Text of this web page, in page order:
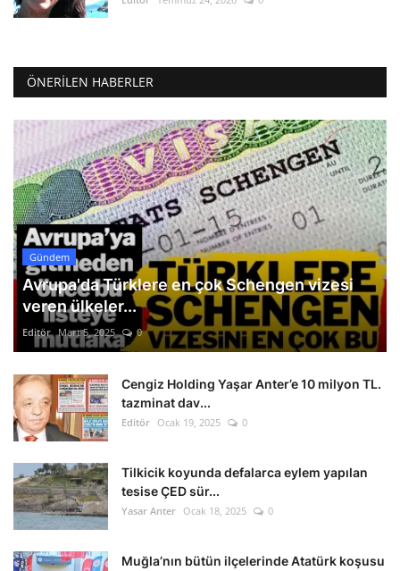
ÖNERILEN HABERLER
Gündem
Avrupa'da Türklere en çok Schengen vizesi
veren ülkeler...
Editör Mart 5, 2025 0
Cengiz Holding Yaşar Anter’e 10 milyon TL.
tazminat dav...
Editör Ocak 19, 2025 0
Tilkicik koyunda defalarca eylem yapılan
tesise ÇED sür...
Yasar Anter Ocak 18, 2025 0
Muğla’nın bütün ilçelerinde Atatürk koşusu